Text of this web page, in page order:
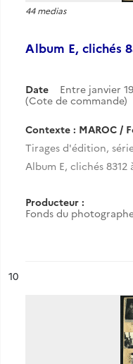
44 medias
Album E, clichés
Date Entre janvier
(Cote de commande)
Contexte : MAROC /
Tirages d'édition,
Album E, clichés 8312
Producteur :
Fonds du photographe
n°
10